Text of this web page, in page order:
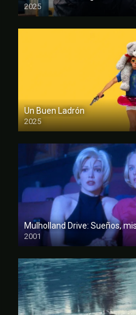
2025
FULL HD
Un Buen Ladrón
2025
FULL HD
Mulholland Drive: Sueños,
2001
FULL HD